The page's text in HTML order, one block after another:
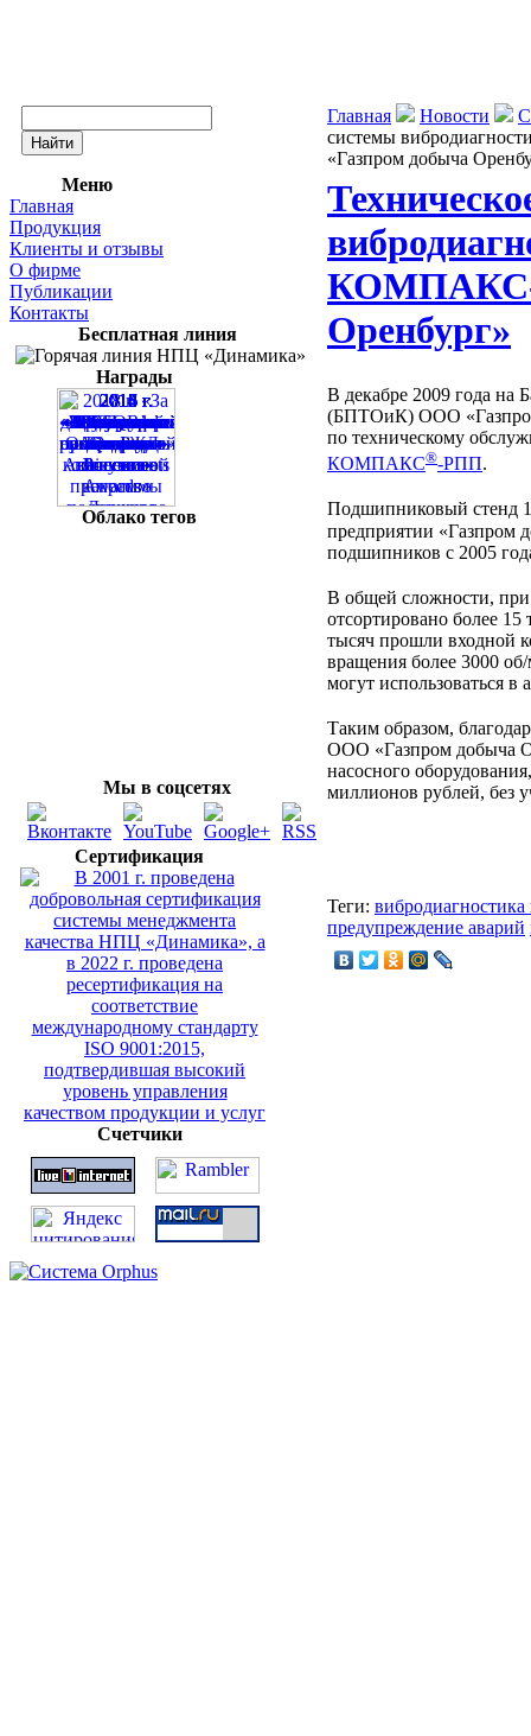
Меню
Главная
Продукция
Клиенты и отзывы
О фирме
Публикации
Контакты
Бесплатная линия
Награды
Облако тегов
Мы в соцсетях
Сертификация
Счетчики
Главная Новости
системы
«Газпром добыча
КОМПАКС-
Оренбург»
В декабре 2009 года на
(БПТОиК) ООО
по техническому
КОМПАКС®-РПП.
Подшипниковый
предприятии «Газпром
подшипников с 2005
В общей сложности,
отсортировано более
тысяч прошли входной
вращения более 3000
могут использоваться в
Таким образом,
ООО «Газпром добыча
насосного
миллионов рублей, без
Теги:
предупреждение аварий